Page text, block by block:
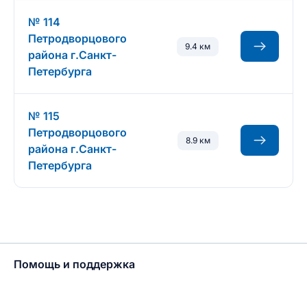
№ 114
Петродворцового
района г.Санкт-
Петербурга
9.4 км
№ 115
Петродворцового
района г.Санкт-
Петербурга
8.9 км
Помощь и поддержка